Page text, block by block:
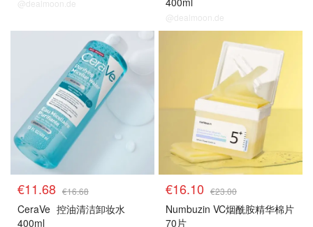
@dealmoon.de
@dealmoon.de
€11.68 €16.68
CeraVe 控油清洁卸妆水
400ml
€16.10 €23.00
Numbuzin VC烟酰胺精华棉片
70片